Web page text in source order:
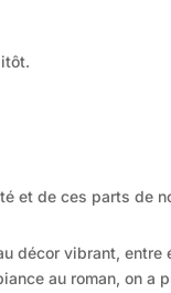
et de ces parts de
décor vibrant,
au roman, on